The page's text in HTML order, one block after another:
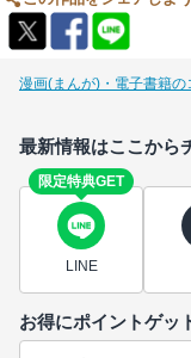
漫画(まんが)・電子書籍
最新情報はここから
限定特典GET
LINE
お得にポイントゲッ